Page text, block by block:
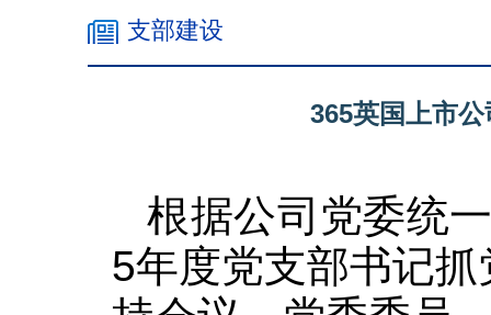
支部建设
365英国上市
根据公司党委统
5年度党支部书记